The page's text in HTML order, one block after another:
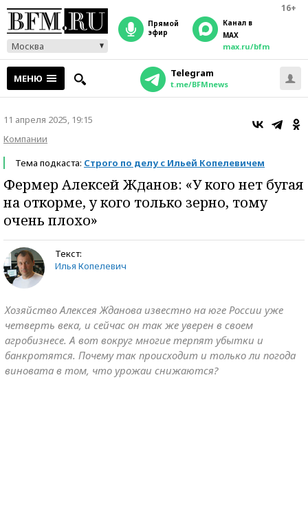
16+
Москва
прямой
эфир
Канал в
MAX
max.ru/bfm
МЕНЮ Telegram
t.me/BFMnews
11 апреля 2025, 19:15
Компании
Тема подкаста: Строго по делу с Ильей Копелевичем
Фермер Алексей Жданов: «У кого нет бугая
на откорме, у кого только зерно, тому
очень плохо»
Текст:
Илья Копелевич
Хозяйство Алексея Жданова известно на юге России уже
четверть века, и сейчас он так же уверен в своем
агробизнесе. А вот вокруг многие терпят убытки и
банкротятся. Почему так происходит и только ли погода
виновата в том, что урожаи снижаются?